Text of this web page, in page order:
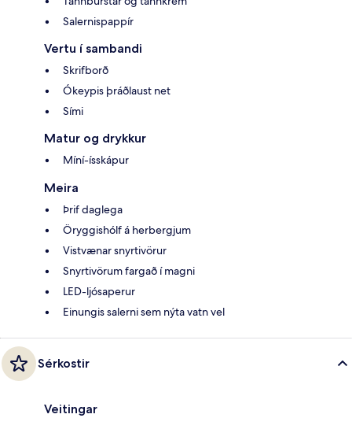
Salernispappír
Vertu í sambandi
Skrifborð
Ókeypis þráðlaust net
Sími
Matur og drykkur
Míní-ísskápur
Meira
Þrif daglega
Öryggishólf á herbergjum
Vistvænar snyrtivörur
Snyrtivörum fargað í magni
LED-ljósaperur
Einungis salerni sem nýta vatn vel
Sérkostir
Veitingar